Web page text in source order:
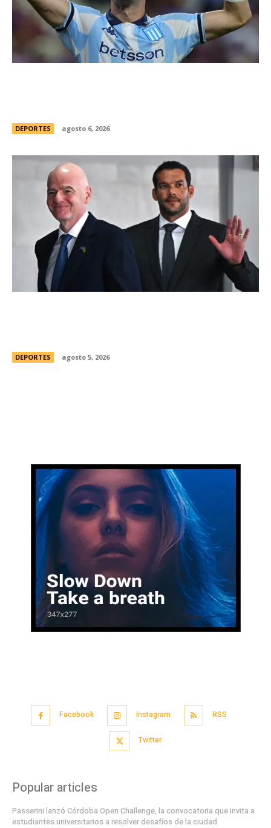
DEPORTES agosto 6, 2026
DEPORTES agosto 5, 2026
Facebook Instagram RSS
Twitter
Popular articles
Passerini lanzó Córdoba Open Challenge, la convocatoria que invita a
estudiantes universitarios a resolver desafíos de la ciudad